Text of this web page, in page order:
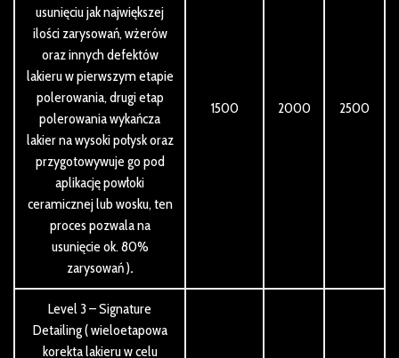
usunięciu jak największej
ilości zarysowań, wżerów
oraz innych defektów
lakieru w pierwszym etapie
polerowania, drugi etap
polerowania wykańcza
lakier na wysoki połysk oraz
przygotowywuje go pod
aplikację powłoki
ceramicznej lub wosku, ten
proces pozwala na
usunięcie ok. 80%
zarysowań ).
1500 2000 2500
Level 3 – Signature
Detailing ( wieloetapowa
korekta lakieru w celu